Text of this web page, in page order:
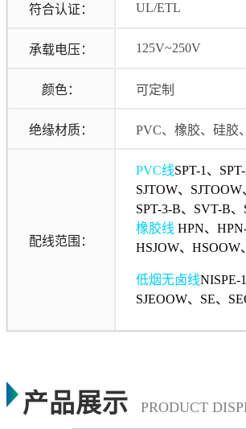
符合认证： UL/ETL
承载电压： 125V~250V
颜色： 可定制
绝缘材质： PVC、橡胶、硅胶
配线范围：
PVC线SPT-1、
SJTOW、
SPT-3-B、SVT-B
橡胶线 HPN、
HSJOW、HSOOW
低烟无卤线NISPE-
SJEOOW、SE、
产品展示 PRODUCT